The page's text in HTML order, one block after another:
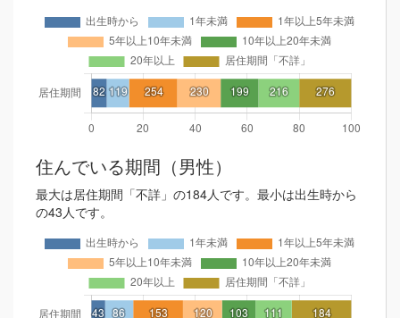
住んでいる期間（男性）
最大は居住期間「不詳」の184人です。最小は出生時から
の43人です。